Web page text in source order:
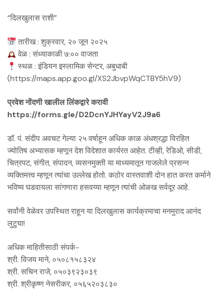
“दिलखुलास राशी”
तारीख : शुक्रवार, २० जून २०२५
वेळ : संध्याकाळी ७:०० वाजता
स्थळ : इंडियन इस्लामिक सेन्टर, अबुधाबी
(https://maps.app.goo.gl/XS2JbvpWqCTBY5hV9)
प्रवेश नोंदणी खालील लिंकद्वारे करावी
https://forms.gle/D2DcnYJHYayV2J9a6
डॉ. पं. संदीप अवचट गेल्या २५ वर्षाहून अधिक काळ अंधश्रद्धा विरहित
ज्योतिष अभ्यासक म्हणून देश विदेशात कार्यरत आहेत. टीव्ही, रेडिओ, सीडी,
चित्रपट, संगीत, संपादन, व्यसनमुक्ती या माध्यमातून गाजलेले प्रसन्न
व्यक्तिमत्त्व म्हणून त्यांचा उल्लेख होतो. कठोर वास्तवाशी दोन हात करत कर्माने
भविष्य घडवायला सांगणारा हसवय्या म्हणून त्यांची ओळख सर्वदूर आहे.
सर्वांनी वेळेवर उपस्थित राहून या दिलखुलास कार्यक्रमाचा मनमुराद आनंद
लुटुया!
अधिक माहितीसाठी संपर्क-
श्री. विजय माने, ०५०८१५८३२४
श्री. सचिन राजे, ०५०३९२३०३९
श्री. श्रीकृष्ण नेसरीकर, ०५६५२०३८३०